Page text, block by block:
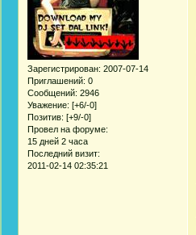
Зарегистрирован: 2007-07-14
Приглашений: 0
Сообщений: 2946
Уважение: [+6/-0]
Позитив: [+9/-0]
Провел на форуме:
15 дней 2 часа
Последний визит:
2011-02-14 02:35:21